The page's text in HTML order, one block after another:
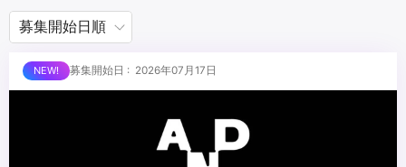
募集開始日 : 2026年07月17日